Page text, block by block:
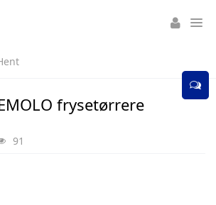
frysetørrere
91